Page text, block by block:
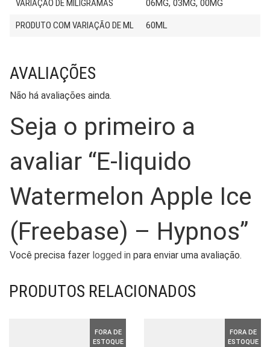
VARIAÇÃO DE MILIGRAMAS 06MG, 03MG, 00MG
PRODUTO COM VARIAÇÃO DE ML 60ML
AVALIAÇÕES
Não há avaliações ainda.
Seja o primeiro a
avaliar “E-liquido
Watermelon Apple Ice
(Freebase) – Hypnos”
Você precisa fazer logged in para enviar uma avaliação.
PRODUTOS RELACIONADOS
FORA DE
ESTOQUE
FORA DE
ESTOQUE